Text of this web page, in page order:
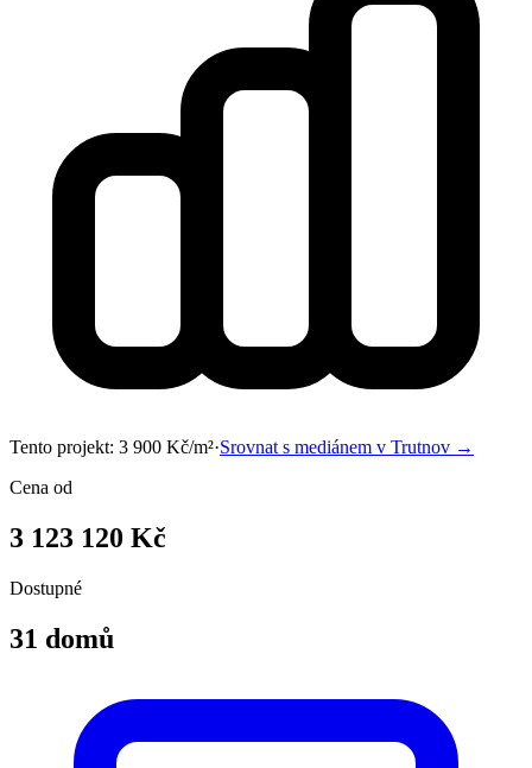
Tento projekt: 3 900 Kč/m²·Srovnat s mediánem v Trutnov →
Cena od
3 123 120 Kč
Dostupné
31 domů